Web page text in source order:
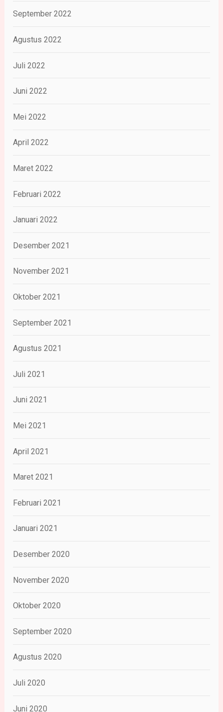
September 2022
Agustus 2022
Juli 2022
Juni 2022
Mei 2022
April 2022
Maret 2022
Februari 2022
Januari 2022
Desember 2021
November 2021
Oktober 2021
September 2021
Agustus 2021
Juli 2021
Juni 2021
Mei 2021
April 2021
Maret 2021
Februari 2021
Januari 2021
Desember 2020
November 2020
Oktober 2020
September 2020
Agustus 2020
Juli 2020
Juni 2020